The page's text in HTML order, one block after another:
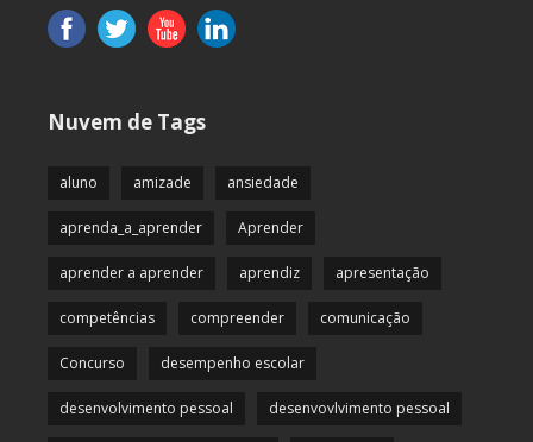
Nuvem de Tags
aluno amizade ansiedade
aprenda_a_aprender Aprender
aprender a aprender aprendiz apresentação
competências compreender comunicação
Concurso desempenho escolar
desenvolvimento pessoal desenvovlvimento pessoal